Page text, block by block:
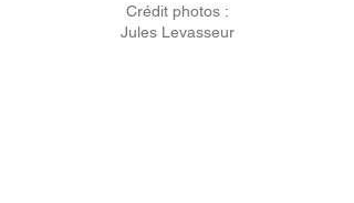
Crédit photos :
Jules Levasseur